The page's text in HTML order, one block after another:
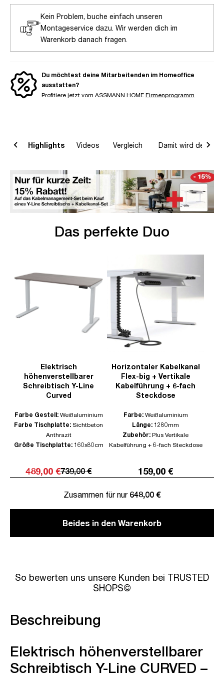
Kein Problem, buche einfach unseren
Montageservice dazu. Wir werden dich im
Warenkorb danach fragen.
Du möchtest deine Mitarbeitenden im Homeoffice
ausstatten?
Profitiere jetzt vom ASSMANN HOME Firmenprogramm
Highlights Videos Vergleich Damit wird dein
Das perfekte Duo
Elektrisch
höhenverstellbarer
Schreibtisch Y-Line
Curved
Farbe Gestell: Weißaluminium
Farbe Tischplatte: Sichtbeton
Anthrazit
Größe Tischplatte: 160x80cm
489,00 €739,00 €
Horizontaler Kabelkanal
Flex-big + Vertikale
Kabelführung + 6-fach
Steckdose
Farbe: Weißaluminium
Länge: 1280mm
Zubehör: Plus Vertikale
Kabelführung + 6-fach Steckdose
159,00 €
Zusammen für nur 648,00 €
Beides in den Warenkorb
So bewerten uns unsere Kunden bei TRUSTED
SHOPS©
Beschreibung
Elektrisch höhenverstellbarer
Schreibtisch Y-Line CURVED –